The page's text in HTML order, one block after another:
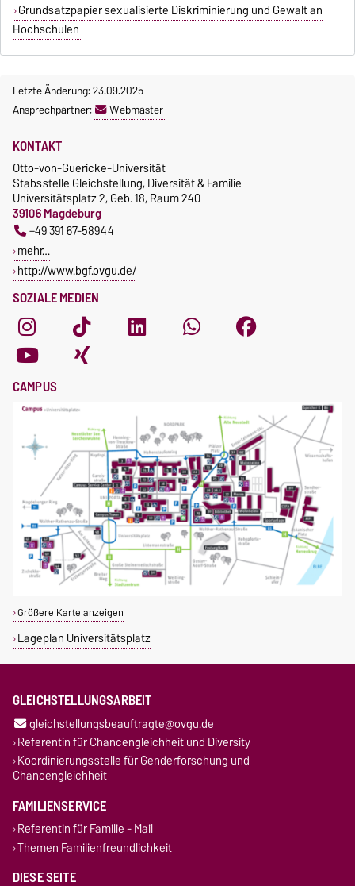
Grundsatzpapier sexualisierte Diskriminierung und Gewalt an
Hochschulen
Letzte Änderung: 23.09.2025
Ansprechpartner:
Webmaster
SOZIALE MEDIEN
KONTAKT
Otto-von-Guericke-Universität
Stabsstelle Gleichstellung, Diversität & Familie
Universitätsplatz 2, Geb. 18, Raum 240
39106 Magdeburg
+49 391 67-58944
mehr…
http://www.bgf.ovgu.de/
CAMPUS
Größere Karte anzeigen
Lageplan Universitätsplatz
GLEICHSTELLUNGSARBEIT
gleichstellungsbeauftragte@ovgu.de
Referentin für Chancengleichheit und Diversity
Koordinierungsstelle für Genderforschung und
Chancengleichheit
FAMILIENSERVICE
Referentin für Familie - Mail
Themen Familienfreundlichkeit
DIESE SEITE